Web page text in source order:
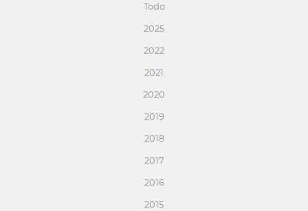
Todo
2025
2022
2021
2020
2019
2018
2017
2016
2015